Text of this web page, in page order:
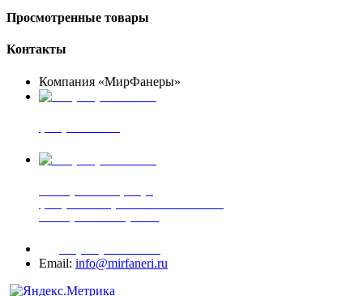
Просмотренные товары
Контакты
Компания «МирФанеры»
Email: info@mirfaneri.ru